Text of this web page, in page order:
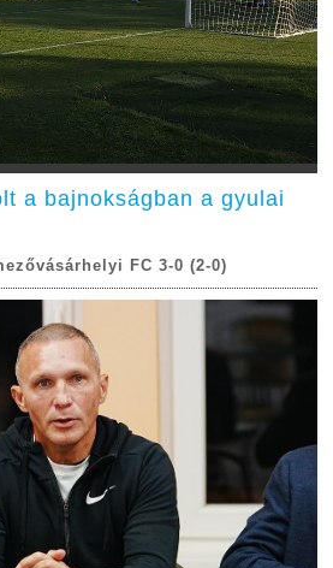
a bajnokságban a gyulai
FC 3-0 (2-0)